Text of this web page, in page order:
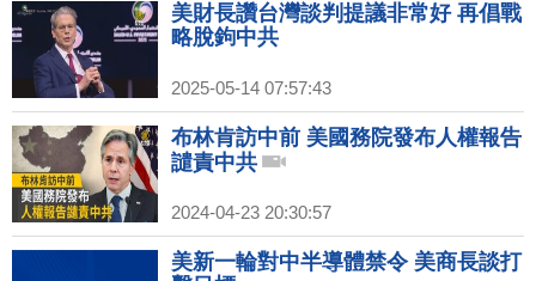
美財長讚台灣談判提議非常好 再倡戰
略脫鉤中共
2025-05-14 07:57:43
布林肯訪中前 美國務院發布人權報告
譴責中共
2024-04-23 20:30:57
美新一輪對中半導體禁令 美商長談打